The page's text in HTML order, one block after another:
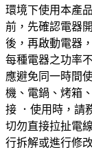
環境下使用本產
前，先確認電器
後，再啟動電器
每種電器之功率
應避免同一時間
機、電鍋、烤箱
接 ．使用時，請
切勿直接拉扯電
行拆解或進行修